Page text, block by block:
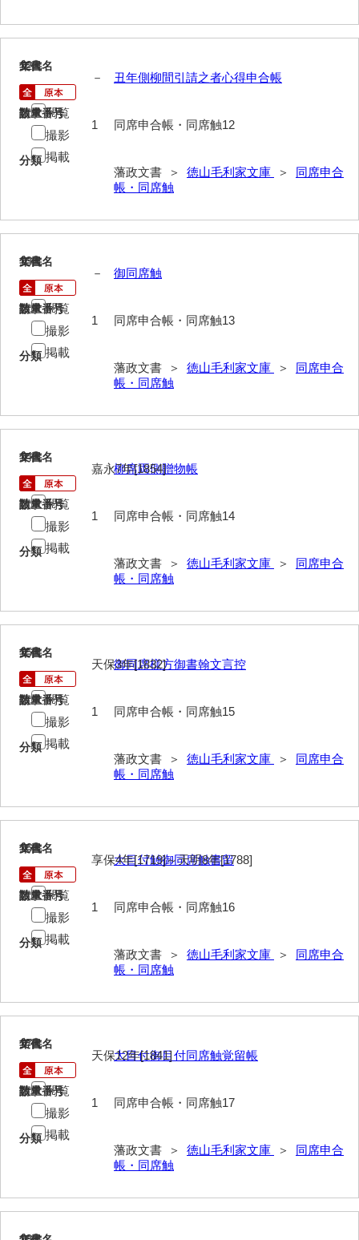
刑余録
沙汰書
総触書抜
法制録
御新宅日記
福間隆廉自記
諸日記
元寛日記
諸村奉書控
同席申合帳・同席触
御手伝記
若殿様日記
書取
法制方
家来分限帳
諸役
寺社・町方
12
文書名
丑年側柳間引請之者心得申合帳
請求番号
同席申合帳・同席触12
分類
藩政文書 ＞ 徳山毛利家文庫 ＞ 同席申合
帳・同席触
年代
－
数量
1
閲覧
撮影
掲載
13
文書名
御同席触
請求番号
同席申合帳・同席触13
分類
藩政文書 ＞ 徳山毛利家文庫 ＞ 同席申合
帳・同席触
年代
－
数量
1
閲覧
撮影
掲載
14
文書名
柳席両側贈物帳
請求番号
同席申合帳・同席触14
分類
藩政文書 ＞ 徳山毛利家文庫 ＞ 同席申合
帳・同席触
年代
嘉永7年[1854]
数量
1
閲覧
撮影
掲載
15
文書名
御同席様方御書翰文言控
請求番号
同席申合帳・同席触15
分類
藩政文書 ＞ 徳山毛利家文庫 ＞ 同席申合
帳・同席触
年代
天保3年[1832]
数量
1
閲覧
撮影
掲載
16
文書名
大目付触御同席触書留
請求番号
同席申合帳・同席触16
分類
藩政文書 ＞ 徳山毛利家文庫 ＞ 同席申合
帳・同席触
年代
享保4年[1719]～天明8年[1788]
数量
1
閲覧
撮影
掲載
17
文書名
大目付御目付同席触覚留帳
請求番号
同席申合帳・同席触17
分類
藩政文書 ＞ 徳山毛利家文庫 ＞ 同席申合
帳・同席触
年代
天保12年[1841]
数量
1
閲覧
撮影
掲載